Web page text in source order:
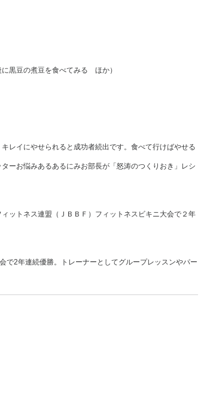
黒豆の煮豆を食べてみる ほか）
レイにやせられると成功者続出です。食べて行けばやせる
ーお悩みあるあるにみお部長が「怒涛のつくりおき」レシ
ットネス連盟（ＪＢＢＦ）フィットネスビキニ大会で２年
2年連続優勝。トレーナーとしてグループレッスンやパー